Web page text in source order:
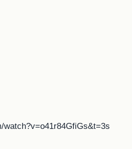
watch?v=o41r84GfiGs&t=3s